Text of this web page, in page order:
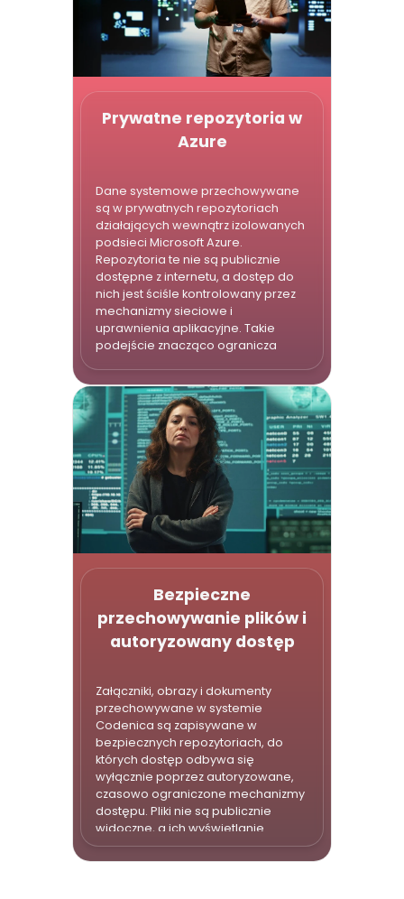
Prywatne repozytoria w
Azure
Dane systemowe przechowywane
są w prywatnych repozytoriach
działających wewnątrz izolowanych
podsieci Microsoft Azure.
Repozytoria te nie są publicznie
dostępne z internetu, a dostęp do
nich jest ściśle kontrolowany przez
mechanizmy sieciowe i
uprawnienia aplikacyjne. Takie
podejście znacząco ogranicza
dostępem z zewnątrz.
Bezpieczne
przechowywanie plików i
autoryzowany dostęp
Załączniki, obrazy i dokumenty
przechowywane w systemie
Codenica są zapisywane w
bezpiecznych repozytoriach, do
których dostęp odbywa się
wyłącznie poprzez autoryzowane,
czasowo ograniczone mechanizmy
dostępu. Pliki nie są publicznie
widoczne, a ich wyświetlanie
możliwe jest tylko dla użytkowników
posiadających odpowiednie